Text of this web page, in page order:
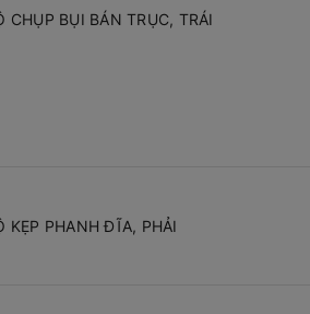
CHỤP BỤI BÁN TRỤC, TRÁI
KẸP PHANH ĐĨA, PHẢI